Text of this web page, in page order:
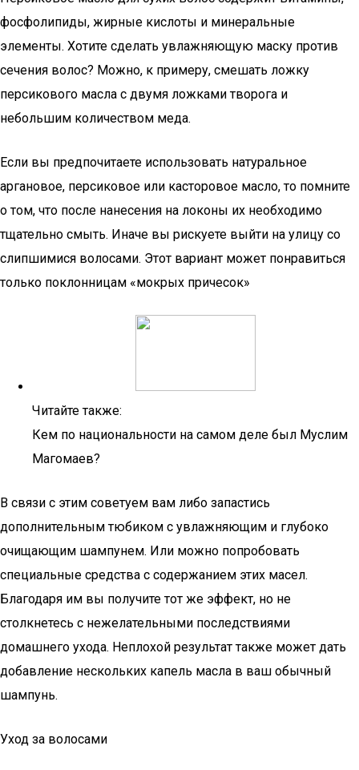
фосфолипиды, жирные кислоты и минеральные
элементы. Хотите сделать увлажняющую маску против
сечения волос? Можно, к примеру, смешать ложку
персикового масла с двумя ложками творога и
небольшим количеством меда.
Если вы предпочитаете использовать натуральное
аргановое, персиковое или касторовое масло, то помните
о том, что после нанесения на локоны их необходимо
тщательно смыть. Иначе вы рискуете выйти на улицу со
слипшимися волосами. Этот вариант может понравиться
только поклонницам «мокрых причесок»
Читайте также:
Кем по национальности на самом деле был Муслим
Магомаев?
В связи с этим советуем вам либо запастись
дополнительным тюбиком с увлажняющим и глубоко
очищающим шампунем. Или можно попробовать
специальные средства с содержанием этих масел.
Благодаря им вы получите тот же эффект, но не
столкнетесь с нежелательными последствиями
домашнего ухода. Неплохой результат также может дать
добавление нескольких капель масла в ваш обычный
шампунь.
Уход за волосами